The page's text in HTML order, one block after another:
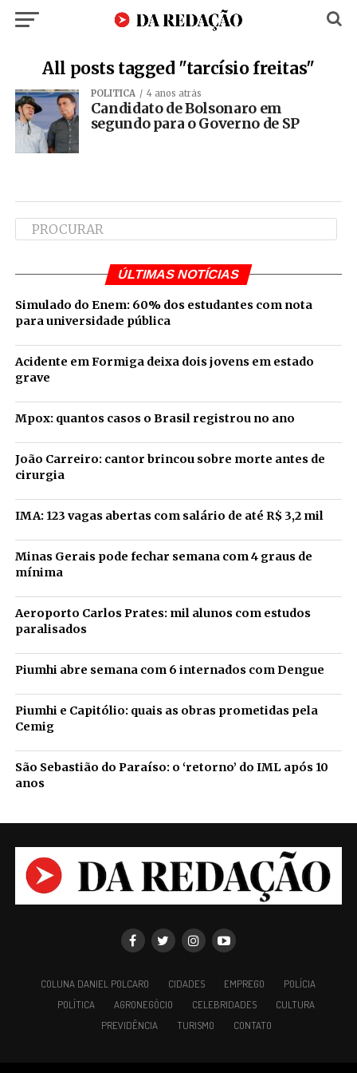
All posts tagged "tarcísio freitas"
POLÍTICA 4 anos atrás
Candidato de Bolsonaro em
segundo para o Governo de SP
ÚLTIMAS NOTÍCIAS
Simulado do Enem: 60% dos estudantes com nota
para universidade pública
Acidente em Formiga deixa dois jovens em estado
grave
Mpox: quantos casos o Brasil registrou no ano
João Carreiro: cantor brincou sobre morte antes de
cirurgia
IMA: 123 vagas abertas com salário de até R$ 3,2 mil
Minas Gerais pode fechar semana com 4 graus de
mínima
Aeroporto Carlos Prates: mil alunos com estudos
paralisados
Piumhi abre semana com 6 internados com Dengue
Piumhi e Capitólio: quais as obras prometidas pela
Cemig
São Sebastião do Paraíso: o ‘retorno’ do IML após 10
anos
COLUNA DANIEL POLCARO CIDADES EMPREGO
POLÍCIA
POLÍTICA
AGRONEGÓCIO CELEBRIDADES
CULTURA
PREVIDÊNCIA
TURISMO CONTATO